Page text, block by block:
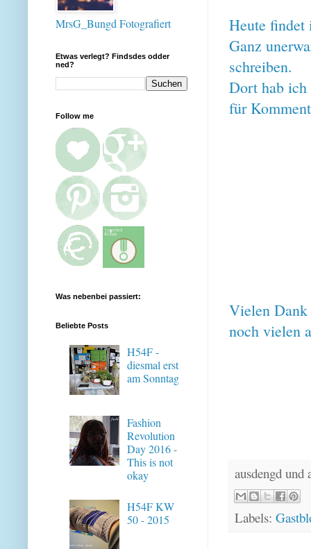
Heute findet
Ganz
schreiben.
Dort hab ich
für
Vielen Dank
noch vielen
ausdengd
Labels:
MrsG_Bungd Fotografiert
Etwas verlegt? Findsdes odder
ned?
Follow me
Was nebenbei passiert:
Beliebte Posts
H54F -
diesmal erst
am Sonntag
Fashion
Revolution
Day 2016 -
This is not
okay
H54F KW
50 - 2015